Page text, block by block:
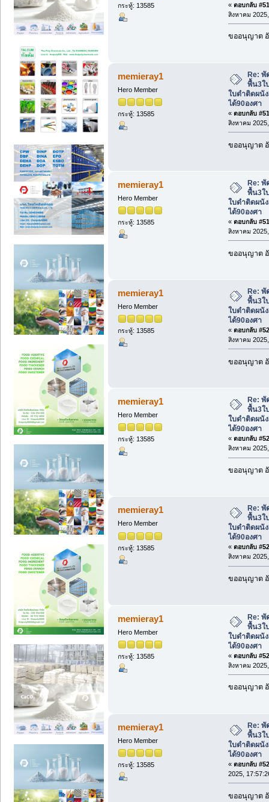
กระทู้: 13585 « ตอบกลับ
สิงหาคม
ขออนุญาต
memieray1
Hero Member
กระทู้: 13585
Re: พั
พื้น3ใ
ใบดำติดผนั
ได้90องศา
« ตอบกลับ
สิงหาคม
ขออนุญาต
memieray1
Hero Member
กระทู้: 13585
Re: พั
พื้น3ใ
ใบดำติดผนั
ได้90องศา
« ตอบกลับ
สิงหาคม
ขออนุญาต
memieray1
Hero Member
กระทู้: 13585
Re: พั
พื้น3ใ
ใบดำติดผนั
ได้90องศา
« ตอบกลับ
สิงหาคม
ขออนุญาต
memieray1
Hero Member
กระทู้: 13585
Re: พั
พื้น3ใ
ใบดำติดผนั
ได้90องศา
« ตอบกลับ
สิงหาคม
ขออนุญาต
memieray1
Hero Member
กระทู้: 13585
Re: พั
พื้น3ใ
ใบดำติดผนั
ได้90องศา
« ตอบกลับ
สิงหาคม
ขออนุญาต
memieray1
Hero Member
กระทู้: 13585
Re: พั
พื้น3ใ
ใบดำติดผนั
ได้90องศา
« ตอบกลับ
สิงหาคม
ขออนุญาต
memieray1
Hero Member
กระทู้: 13585
Re: พั
พื้น3ใ
ใบดำติดผนั
ได้90องศา
« ตอบกลับ
2025,
ขออนุญาต